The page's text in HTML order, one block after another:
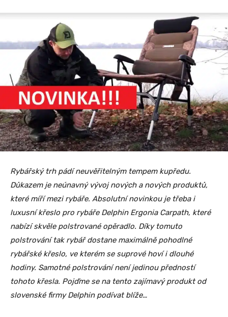
Rybářský trh pádí neuvěřitelným tempem kupředu.
Důkazem je neúnavný vývoj nových a nových produktů,
které míří mezi rybáře. Absolutní novinkou je třeba i
luxusní křeslo pro rybáře Delphin Ergonia Carpath, které
nabízí skvěle polstrované opěradlo. Díky tomuto
polstrování tak rybář dostane maximálně pohodlné
rybářské křeslo, ve kterém se suprové hoví i dlouhé
hodiny. Samotné polstrování není jedinou předností
tohoto křesla. Pojďme se na tento zajímavý produkt od
slovenské firmy Delphin podívat blíže…